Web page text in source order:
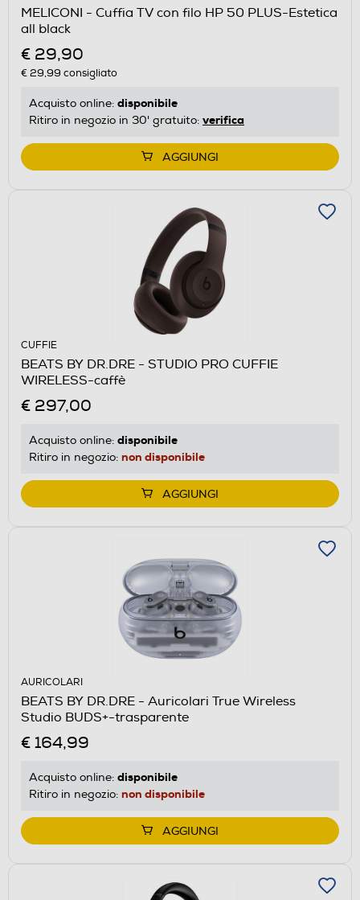
MELICONI - Cuffia TV con filo HP 50 PLUS-Estetica
all black
€ 29,90
€ 29,99 consigliato
Acquisto online: disponibile
Ritiro in negozio in 30' gratuito: verifica
AGGIUNGI
CUFFIE
BEATS BY DR.DRE - STUDIO PRO CUFFIE
WIRELESS-caffè
€ 297,00
Acquisto online: disponibile
Ritiro in negozio: non disponibile
AGGIUNGI
AURICOLARI
BEATS BY DR.DRE - Auricolari True Wireless
Studio BUDS+-trasparente
€ 164,99
Acquisto online: disponibile
Ritiro in negozio: non disponibile
AGGIUNGI